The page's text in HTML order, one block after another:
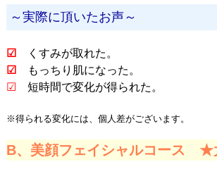
～実際に頂いたお声～
☑ くすみが取れた。
☑ もっちり肌になった。
☑ 短時間で変化が得られた。
※得られる変化には、個人差がございます。
B、美顔フェイシャルコース